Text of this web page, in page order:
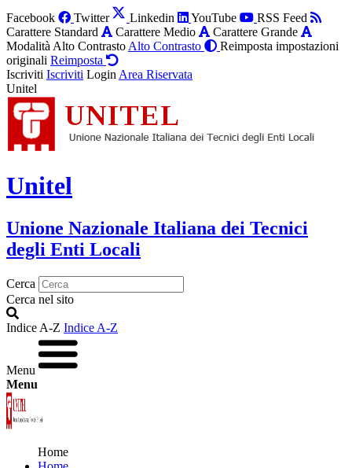
Facebook Twitter Linkedin YouTube
RSS Feed
Carattere Standard
Carattere Medio
Carattere Grande
Modalità Alto Contrasto Alto Contrasto
Reimposta impostazioni
originali Reimposta
Iscriviti Iscriviti Login Area Riservata
Unitel
Unitel
Unione Nazionale Italiana dei Tecnici
degli Enti Locali
Cerca
Cerca nel sito
Indice A-Z Indice A-Z
Menu
Menu
Home